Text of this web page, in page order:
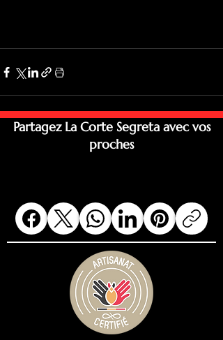
Partagez La Corte Segreta avec vos
proches